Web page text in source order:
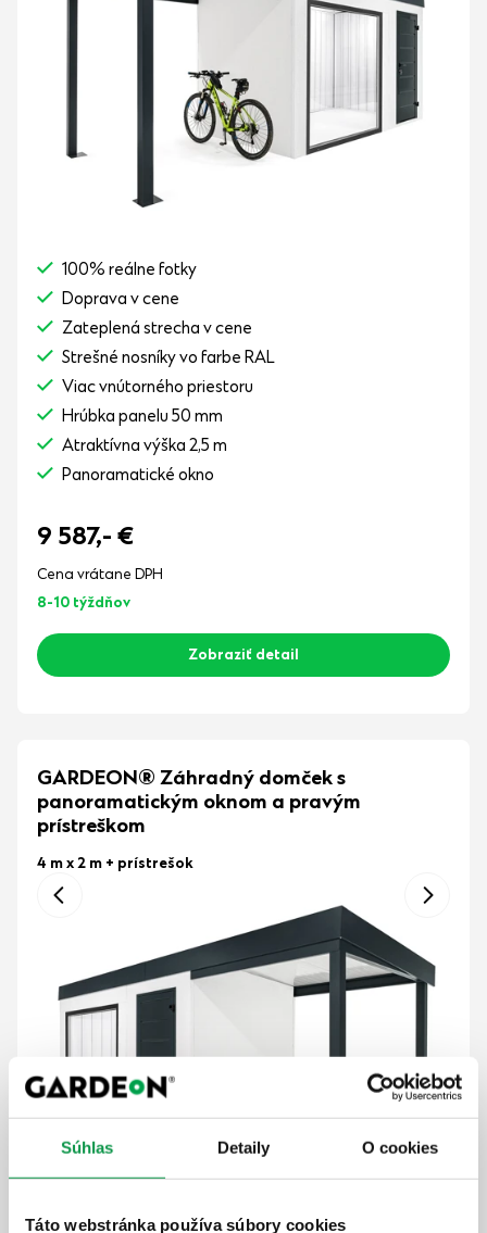
Súhlas Detaily O cookies
Táto webstránka používa súbory cookies
100% reálne fotky
Doprava v cene
Zateplená strecha v cene
Strešné nosníky vo farbe RAL
Viac vnútorného priestoru
Hrúbka panelu 50 mm
Atraktívna výška 2,5 m
Panoramatické okno
9 587,- €
Cena vrátane DPH
8-10 týždňov
Zobraziť detail
GARDEON® Záhradný domček s
panoramatickým oknom a pravým
prístreškom
4 m x 2 m + prístrešok